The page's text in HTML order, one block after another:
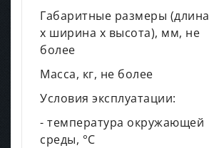
Габаритные размеры (длина
х ширина х высота), мм, не
более
Масса, кг, не более
Условия эксплуатации:
- температура окружающей
среды, °С